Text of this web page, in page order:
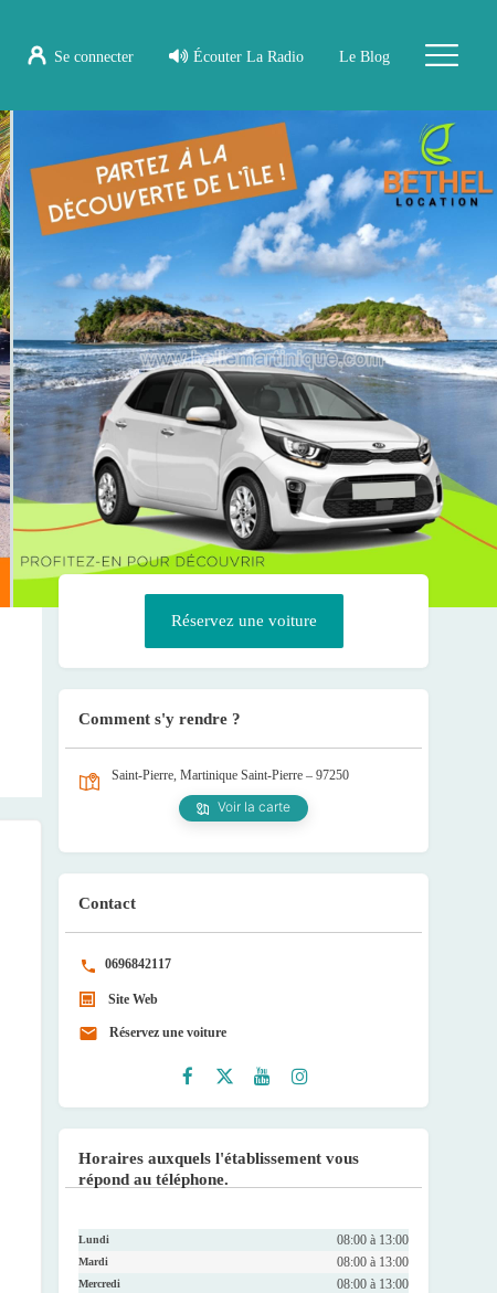
Se connecter Écouter La Radio Le Blog
Réservez une voiture
Comment s'y rendre ?
Saint-Pierre, Martinique Saint-Pierre – 97250
Voir la carte
Contact
0696842117
Site Web
Réservez une voiture
Horaires auxquels l'établissement vous
répond au téléphone.
Lundi 08:00 à 13:00
Mardi 08:00 à 13:00
Mercredi 08:00 à 13:00